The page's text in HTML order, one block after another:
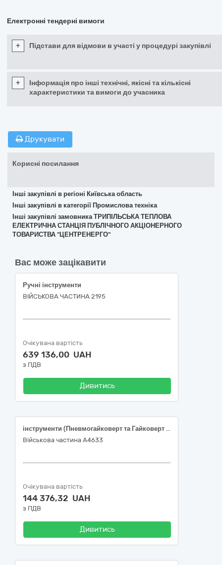
Електронні тендерні вимоги
+ Підстави для відмови в участі у процедурі закупівлі
+
Інформація про інші технічні, якісні та кількісні
характеристики та вимоги до учасника
Друкувати
Корисні посилання
Інші закупівлі в регіоні Київська область
Інші закупівлі в категорії Промислова техніка
Інші закупівлі замовника ТРИПІЛЬСЬКА ТЕПЛОВА
ЕЛЕКТРИЧНА СТАНЦІЯ ПУБЛІЧНОГО АКЦІОНЕРНОГО
ТОВАРИСТВА "ЦЕНТРЕНЕРГО"
Вас може зацікавити
Ручні інструменти
ВІЙСЬКОВА ЧАСТИНА 2195
Очікувана вартість
639 136,00 UAH
з ПДВ
Дивитись
інструменти (Пневмогайковерт та Гайковерт електричний)
Військова частина А4633
Очікувана вартість
144 376,32 UAH
з ПДВ
Дивитись